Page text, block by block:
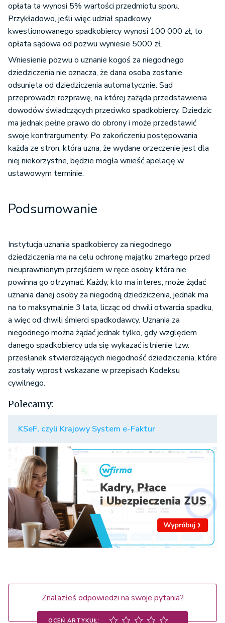
opłata ta wynosi 5% wartości przedmiotu sporu.
Przykładowo, jeśli więc udział spadkowy
kwestionowanego spadkobiercy wynosi 100 000 zł, to
opłata sądowa od pozwu wyniesie 5000 zł.
Wniesienie pozwu o uznanie kogoś za niegodnego
dziedziczenia nie oznacza, że dana osoba zostanie
odsunięta od dziedziczenia automatycznie. Sąd
przeprowadzi rozprawę, na której zażąda przedstawienia
dowodów świadczących przeciwko spadkobiercy. Dziedzic
ma jednak pełne prawo do obrony i może przedstawić
swoje kontrargumenty. Po zakończeniu postępowania
każda ze stron, która uzna, że wydane orzeczenie jest dla
niej niekorzystne, będzie mogła wnieść apelację w
ustawowym terminie.
Podsumowanie
Instytucja uznania spadkobiercy za niegodnego
dziedziczenia ma na celu ochronę majątku zmarłego przed
nieuprawnionym przejściem w ręce osoby, która nie
powinna go otrzymać. Każdy, kto ma interes, może żądać
uznania danej osoby za niegodną dziedziczenia, jednak ma
na to maksymalnie 3 lata, licząc od chwili otwarcia spadku,
a więc od chwili śmierci spadkodawcy. Uznania za
niegodnego można żądać jednak tylko, gdy względem
danego spadkobiercy uda się wykazać istnienie tzw.
przesłanek stwierdzających niegodność dziedziczenia, które
zostały wprost wskazane w przepisach Kodeksu
cywilnego.
Polecamy:
KSeF, czyli Krajowy System e-Faktur
Znalazłeś odpowiedzi na swoje pytania?
OCEŃ ARTYKUŁ: